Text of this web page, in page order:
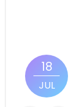
18
JUL